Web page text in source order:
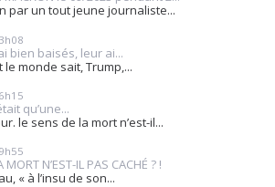
par un tout jeune journaliste...
bien baisés, leur ai...
le monde sait, Trump,...
qu’une...
le sens de la mort n’est-il...
N’EST-IL PAS CACHÉ ? !
« à l’insu de son...